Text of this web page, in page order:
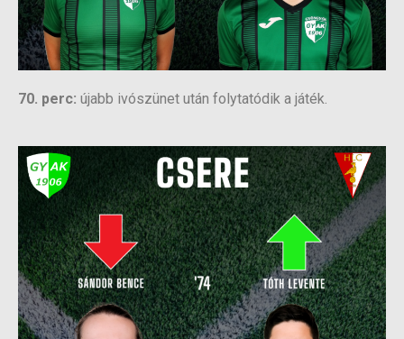
70. perc: újabb ivószünet után folytatódik a játék.